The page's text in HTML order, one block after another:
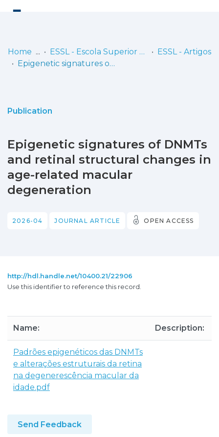
Statistics
Home ESSL - Escola Superior de Saúde de Lisboa
ESSL - Artigos
Epigenetic signatures of DNMTs and retinal structural changes in age-related macular degeneration
Publication
Epigenetic signatures of DNMTs
and retinal structural changes in
age-related macular
degeneration
2026-04 JOURNAL ARTICLE OPEN ACCESS
http://hdl.handle.net/10400.21/22906
Use this identifier to reference this record.
Name: Description:
Padrões epigenéticos das DNMTs
e alterações estruturais da retina
na degenerescência macular da
idade.pdf
Send Feedback